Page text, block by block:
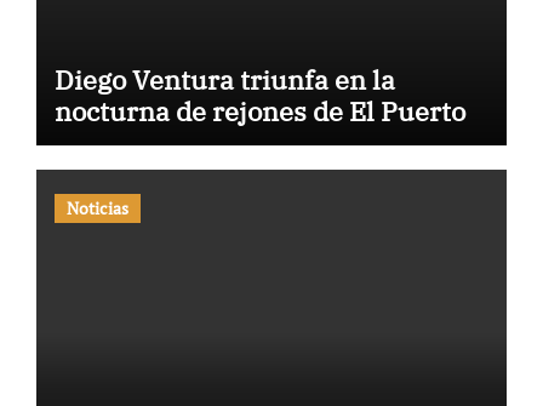
Diego Ventura triunfa en la
nocturna de rejones de El Puerto
Noticias